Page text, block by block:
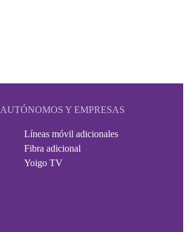
AUTÓNOMOS Y EMPRESAS
Líneas móvil adicionales
Fibra adicional
Yoigo TV